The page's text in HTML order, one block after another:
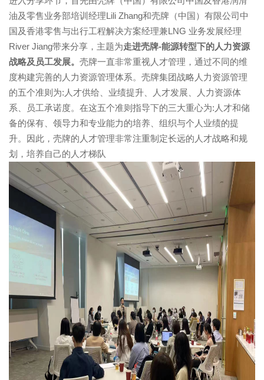
油及零售业务部培训经理Lili Zhang和壳牌（中国）有限公司中
国及香港零售与出行工程解决方案经理兼LNG 业务发展经理
River Jiang带来分享，主题为走进壳牌-能源转型下的人力资源
战略及员工发展。 壳牌一直非常重视人才管理，通过不同的维
度构建完善的人力资源管理体系。壳牌集团战略人力资源管理
的五个准则为: 人才供给、业绩提升、人才发展、人力资源体
系、员工承诺度。在这五个准则指导下的三大重心为: 人才和储
备的保有、领导力和专业能力的培养、组织与个人业绩的提
升。因此，壳牌的人才管理非常注重制定长远的人才战略和规
划，培养自己的人才梯队